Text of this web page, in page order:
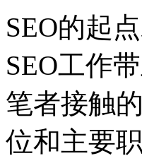
SEO的起
SEO工作
笔者接触
位和主要